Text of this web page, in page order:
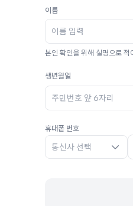
이름
본인 확인을 위해 실명으로 적
생년월일
휴대폰 번호
통신사 선택